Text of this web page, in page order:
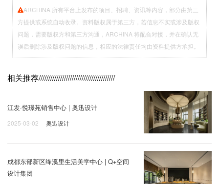
ARCHINA 所有平台上发布的项目、招聘、资讯等内容，部分由第三
方提供或系统自动收录。资料版权属于第三方，若信息不实或涉及版权
问题，需要版权方和第三方沟通，ARCHINA 将配合对接，并在确认无
误后删除涉及版权问题的信息，相应的法律责任均由资料提供方承担。
相关推荐///////////////////////////////////////
江发·悦璟苑销售中心 | 奥迅设计
2025-03-02 奥迅设计
成都东部新区绛溪里生活美学中心 | Q+空间
设计集团